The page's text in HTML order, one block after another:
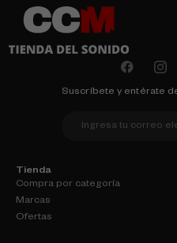
Suscríbete y entérate
Tienda
Compra por categoría
Marcas
Ofertas